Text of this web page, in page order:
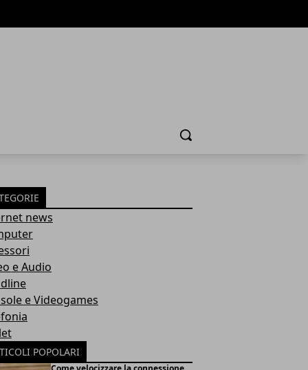
Cerca
news
e Audio
e Videogames
POPOLARI